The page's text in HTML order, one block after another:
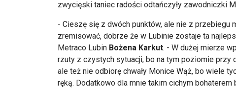
zwycięski taniec radości odtańczyły zawodniczki
- Cieszę się z dwóch punktów, ale nie z przebiegu
zremisować, dobrze że w Lubinie zostaje ta
Metraco Lubin Bożena Karkut. - W dużej mierze
rzuty z czystych sytuacji, bo na tym poziomie przy
ale też nie odbiorę chwały Monice Wąż, bo wiele
ręką. Dodatkowo dla mnie takim cichym bohaterem